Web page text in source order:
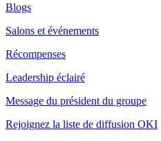
Blogs
Salons et événements
Récompenses
Leadership éclairé
Message du président du groupe
Rejoignez la liste de diffusion OKI